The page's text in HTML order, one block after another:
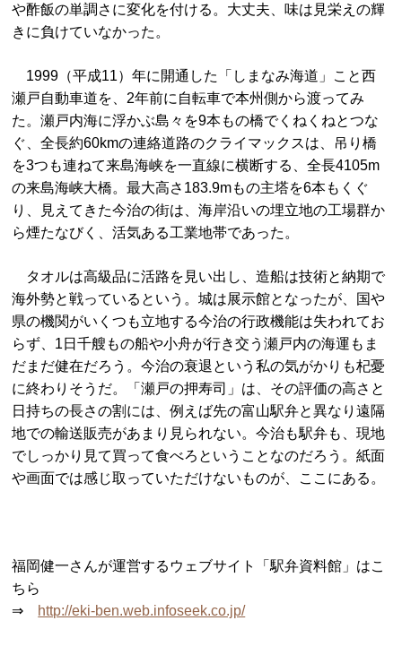
や酢飯の単調さに変化を付ける。大丈夫、味は見栄えの輝
きに負けていなかった。
1999（平成11）年に開通した「しまなみ海道」こと西
瀬戸自動車道を、2年前に自転車で本州側から渡ってみ
た。瀬戸内海に浮かぶ島々を9本もの橋でくねくねとつな
ぐ、全長約60kmの連絡道路のクライマックスは、吊り橋
を3つも連ねて来島海峡を一直線に横断する、全長4105m
の来島海峡大橋。最大高さ183.9mもの主塔を6本もくぐ
り、見えてきた今治の街は、海岸沿いの埋立地の工場群か
ら煙たなびく、活気ある工業地帯であった。
タオルは高級品に活路を見い出し、造船は技術と納期で
海外勢と戦っているという。城は展示館となったが、国や
県の機関がいくつも立地する今治の行政機能は失われてお
らず、1日千艘もの船や小舟が行き交う瀬戸内の海運もま
だまだ健在だろう。今治の衰退という私の気がかりも杞憂
に終わりそうだ。「瀬戸の押寿司」は、その評価の高さと
日持ちの長さの割には、例えば先の富山駅弁と異なり遠隔
地での輸送販売があまり見られない。今治も駅弁も、現地
でしっかり見て買って食べろということなのだろう。紙面
や画面では感じ取っていただけないものが、ここにある。
福岡健一さんが運営するウェブサイト「駅弁資料館」はこ
ちら
⇒
http://eki-ben.web.infoseek.co.jp/